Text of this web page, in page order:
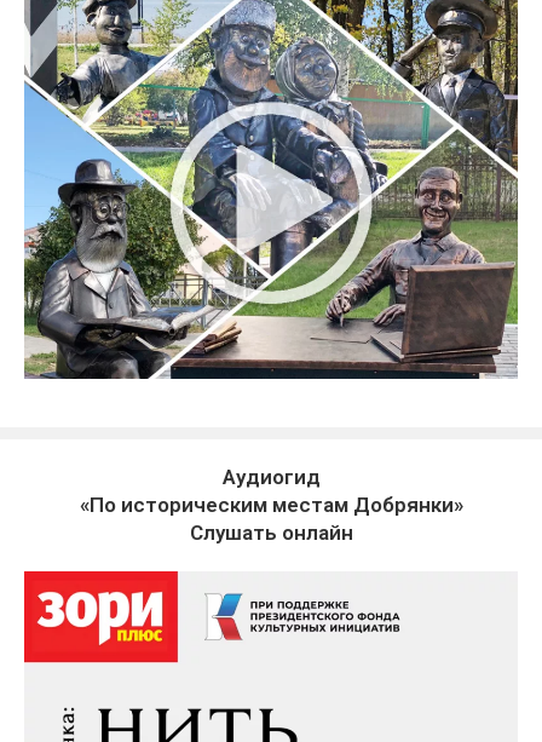
Аудиогид
«По историческим местам Добрянки»
Слушать онлайн